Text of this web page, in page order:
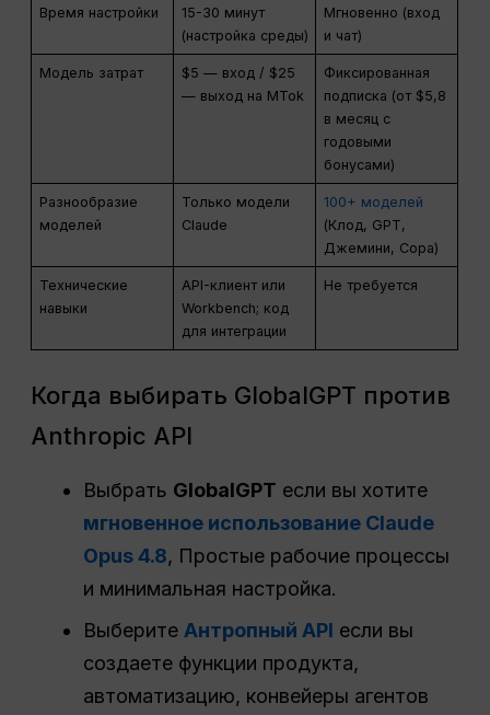
Время настройки
15-30 минут
(настройка среды)
Мгновенно (вход
и чат)
Модель затрат
$5 — вход / $25
— выход на MTok
Фиксированная
подписка (от $5,8
в месяц с
годовыми
бонусами)
Разнообразие
моделей
Только модели
Claude
100+ моделей
(Клод, GPT,
Джемини, Сора)
Технические
навыки
API-клиент или
Workbench; код
для интеграции
Не требуется
Когда выбирать GlobalGPT против
Anthropic API
Выбрать GlobalGPT если вы хотите
мгновенное использование Claude
Opus 4.8, Простые рабочие процессы
и минимальная настройка.
Выберите Антропный API если вы
создаете функции продукта,
автоматизацию, конвейеры агентов